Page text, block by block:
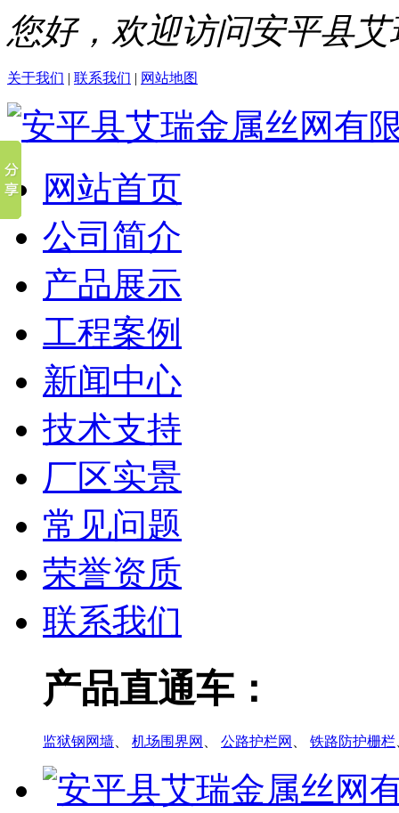
您好，欢迎访问安平县
关于我们 | 联系我们 | 网站地图
网站首页
公司简介
产品展示
工程案例
新闻中心
技术支持
厂区实景
常见问题
荣誉资质
联系我们
产品直通车：
监狱钢网墙 机场围界网 公路护栏网 铁路防护栅栏